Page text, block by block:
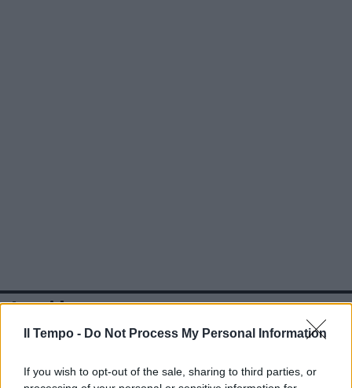
Il Tempo - Do Not Process My Personal Information
If you wish to opt-out of the sale, sharing to third parties, or
In evidenza